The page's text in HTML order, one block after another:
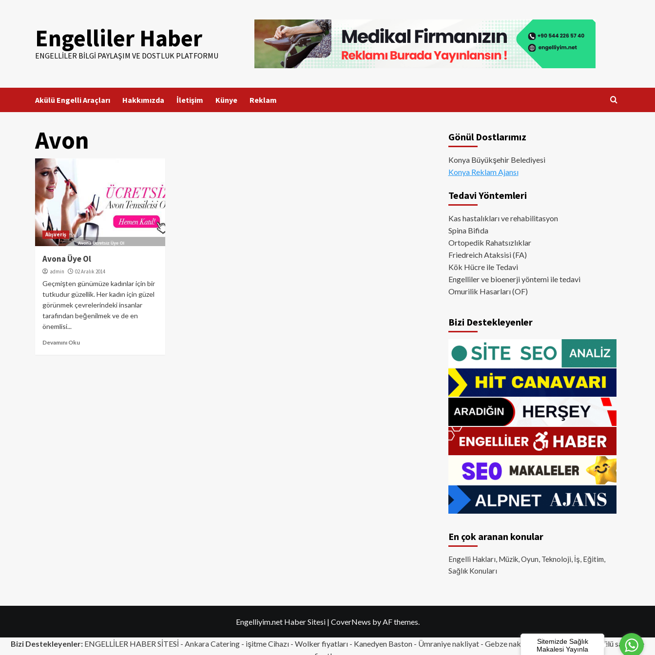
Engelliler Haber
ENGELLILER BILGI PAYLAŞIM VE DOSTLUK PLATFORMU
Akülü Engelli Araçları Hakkımızda İletişim Künye Reklam
Avon
Alışveriş
Avona Üye Ol
admin 02 Aralık 2014
Geçmişten günümüze kadınlar için bir
tutkudur güzellik. Her kadın için güzel
görünmek çevrelerindeki insanlar
tarafından beğenilmek ve de en
önemlisi...
Devamını Oku
Gönül Dostlarımız
Konya Büyükşehir Belediyesi
Konya Reklam Ajansı
Tedavi Yöntemleri
Kas hastalıkları ve rehabilitasyon
Spina Bifida
Ortopedik Rahatsızlıklar
Friedreich Ataksisi (FA)
Kök Hücre ile Tedavi
Engelliler ve bioenerji yöntemi ile tedavi
Omurilik Hasarları (OF)
Bizi Destekleyenler
En çok aranan konular
Engelli Hakları, Müzik, Oyun, Teknoloji, İş, Eğitim,
Sağlık Konuları
Engelliyim.net Haber Sitesi | CoverNews by AF themes.
Bizi Destekleyenler: ENGELLİLER HABER SİTESİ - Ankara Catering - işitme Cihazı - Wolker fiyatları - Kanedyen Baston - Ümraniye nakliyat - Gebze nakliyat -Tuzla nakliyat - Akülü sandalye
Sitemizde Sağlık
Makalesi Yayınla